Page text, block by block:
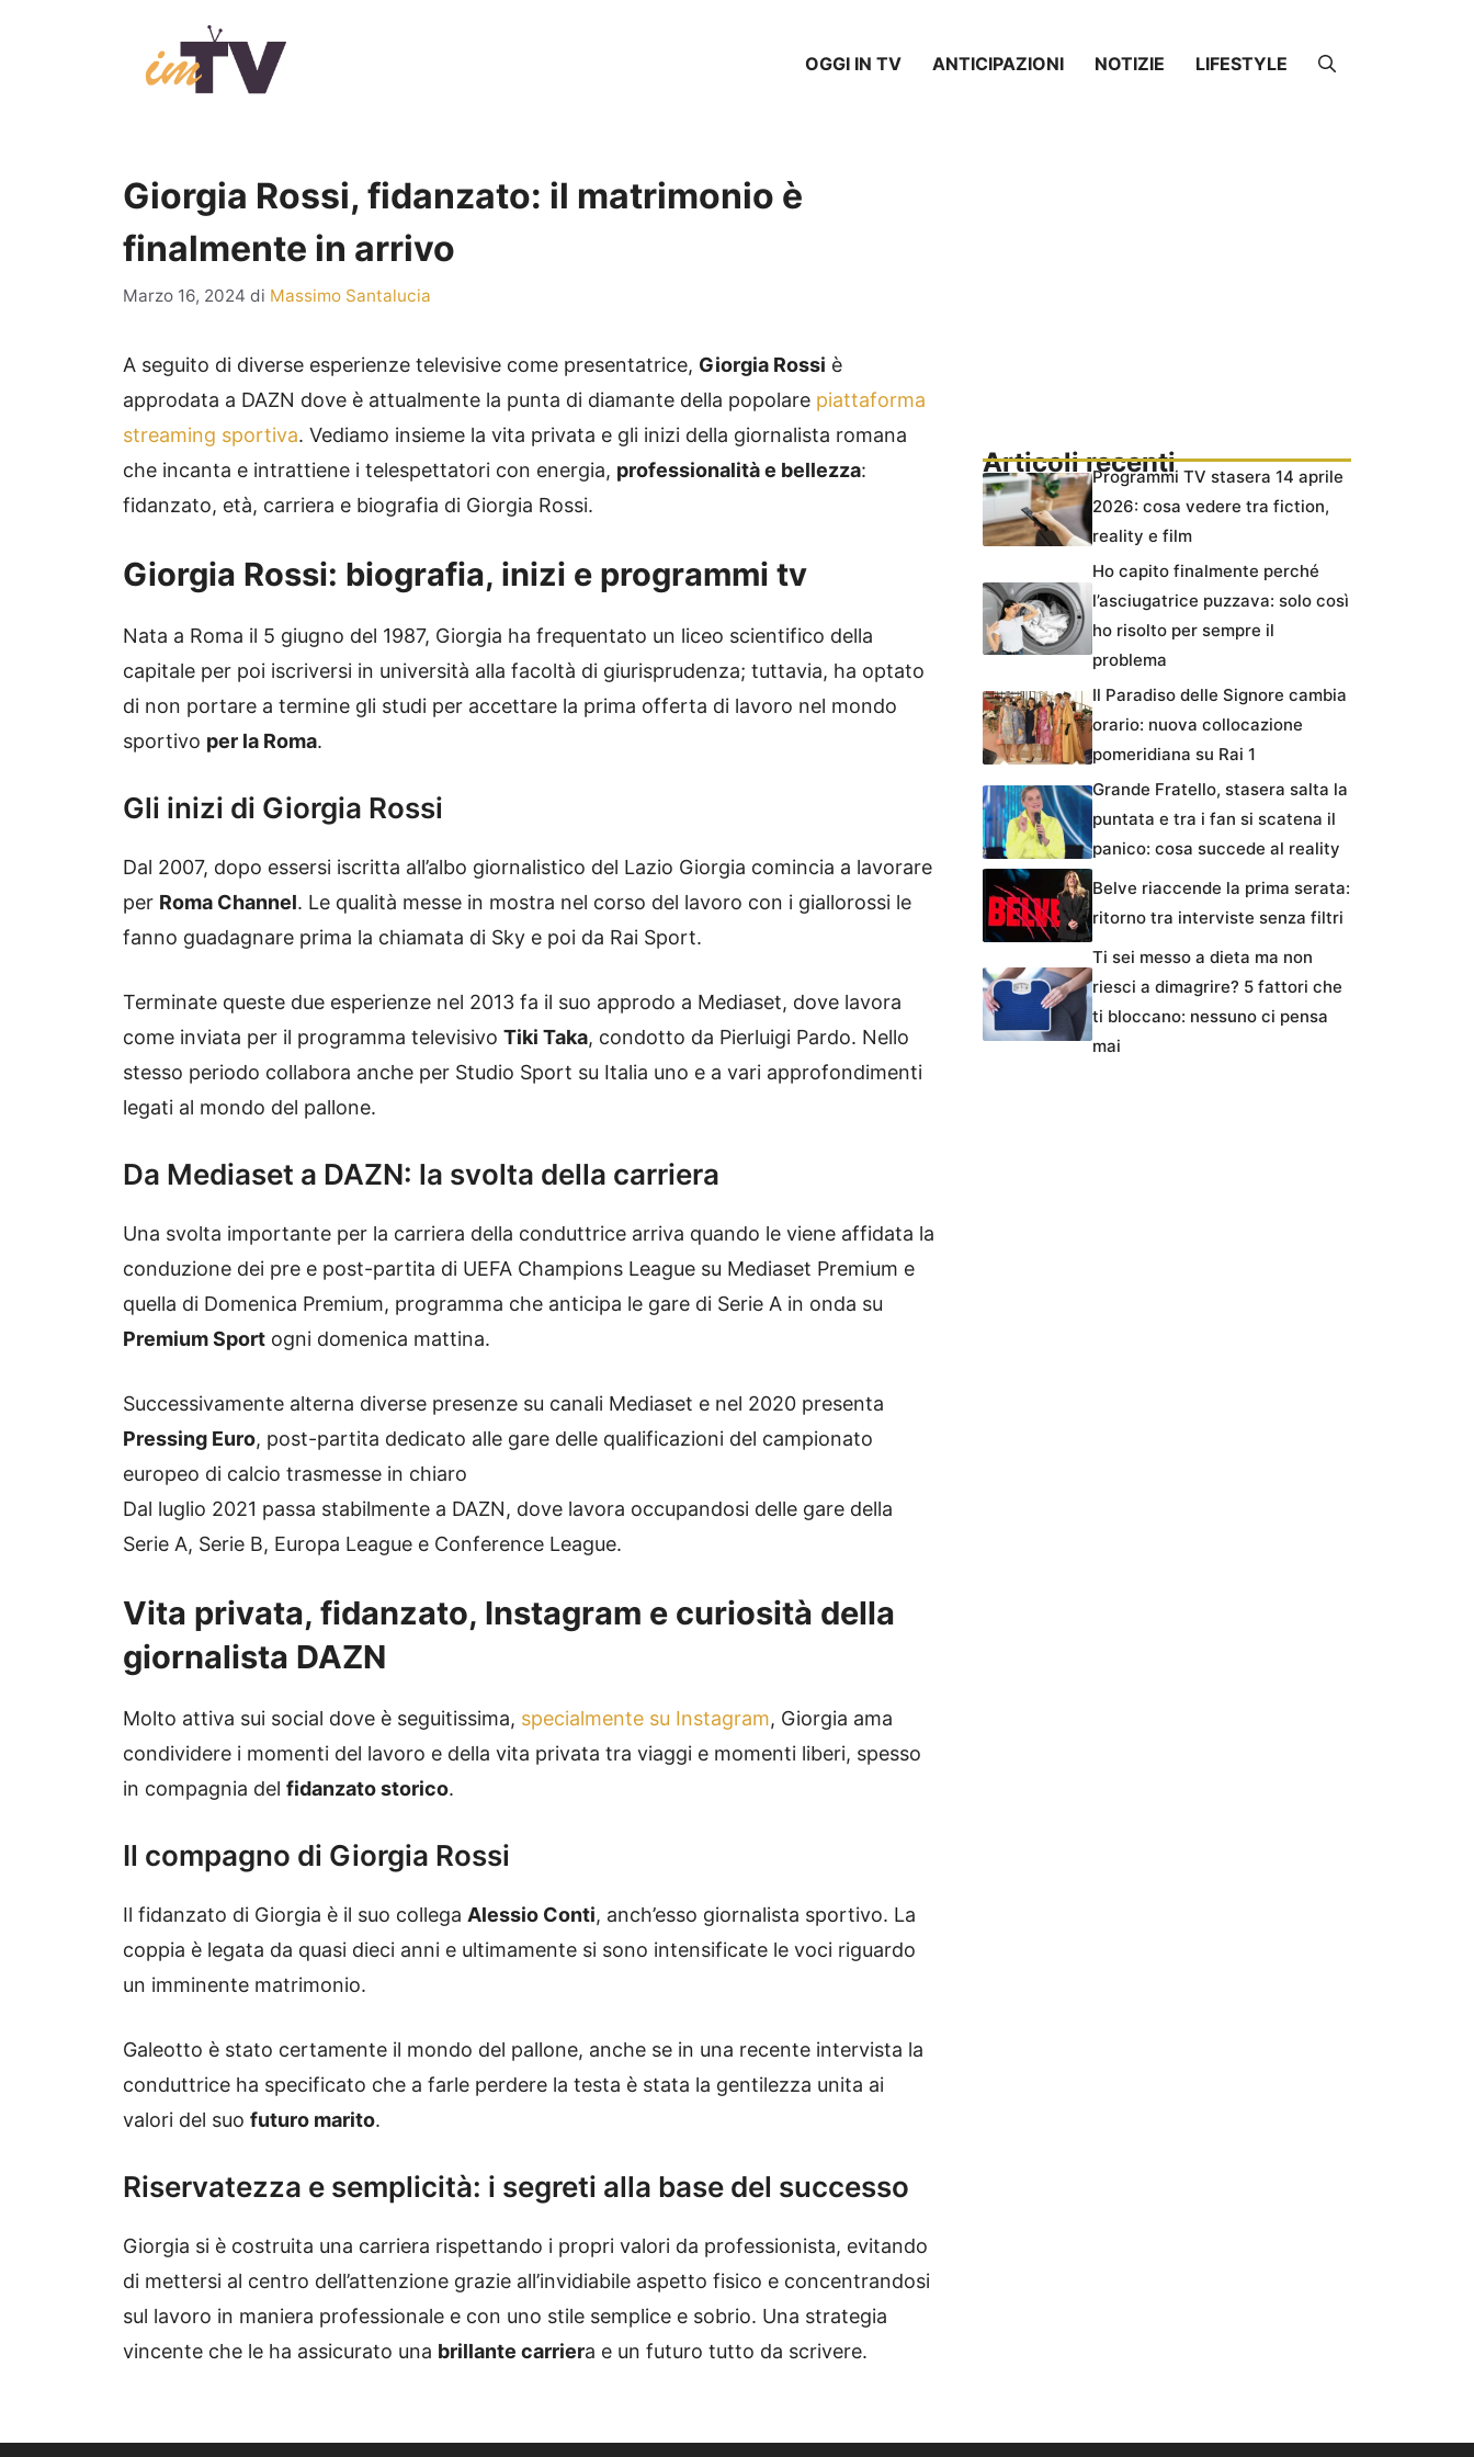
OGGI IN TV ANTICIPAZIONI NOTIZIE LIFESTYLE
Giorgia Rossi, fidanzato: il matrimonio è
finalmente in arrivo
Marzo 16, 2024 di Massimo Santalucia
A seguito di diverse esperienze televisive come presentatrice, Giorgia Rossi è
approdata a DAZN dove è attualmente la punta di diamante della popolare piattaforma
streaming sportiva. Vediamo insieme la vita privata e gli inizi della giornalista romana
che incanta e intrattiene i telespettatori con energia, professionalità e bellezza:
fidanzato, età, carriera e biografia di Giorgia Rossi.
Giorgia Rossi: biografia, inizi e programmi tv
Nata a Roma il 5 giugno del 1987, Giorgia ha frequentato un liceo scientifico della
capitale per poi iscriversi in università alla facoltà di giurisprudenza; tuttavia, ha optato
di non portare a termine gli studi per accettare la prima offerta di lavoro nel mondo
sportivo per la Roma.
Gli inizi di Giorgia Rossi
Dal 2007, dopo essersi iscritta all’albo giornalistico del Lazio Giorgia comincia a lavorare
per Roma Channel. Le qualità messe in mostra nel corso del lavoro con i giallorossi le
fanno guadagnare prima la chiamata di Sky e poi da Rai Sport.
Terminate queste due esperienze nel 2013 fa il suo approdo a Mediaset, dove lavora
come inviata per il programma televisivo Tiki Taka, condotto da Pierluigi Pardo. Nello
stesso periodo collabora anche per Studio Sport su Italia uno e a vari approfondimenti
legati al mondo del pallone.
Da Mediaset a DAZN: la svolta della carriera
Una svolta importante per la carriera della conduttrice arriva quando le viene affidata la
conduzione dei pre e post-partita di UEFA Champions League su Mediaset Premium e
quella di Domenica Premium, programma che anticipa le gare di Serie A in onda su
Premium Sport ogni domenica mattina.
Successivamente alterna diverse presenze su canali Mediaset e nel 2020 presenta
Pressing Euro, post-partita dedicato alle gare delle qualificazioni del campionato
europeo di calcio trasmesse in chiaro
Dal luglio 2021 passa stabilmente a DAZN, dove lavora occupandosi delle gare della
Serie A, Serie B, Europa League e Conference League.
Vita privata, fidanzato, Instagram e curiosità della
giornalista DAZN
Molto attiva sui social dove è seguitissima, specialmente su Instagram, Giorgia ama
condividere i momenti del lavoro e della vita privata tra viaggi e momenti liberi, spesso
in compagnia del fidanzato storico.
Il compagno di Giorgia Rossi
Il fidanzato di Giorgia è il suo collega Alessio Conti, anch’esso giornalista sportivo. La
coppia è legata da quasi dieci anni e ultimamente si sono intensificate le voci riguardo
un imminente matrimonio.
Galeotto è stato certamente il mondo del pallone, anche se in una recente intervista la
conduttrice ha specificato che a farle perdere la testa è stata la gentilezza unita ai
valori del suo futuro marito.
Riservatezza e semplicità: i segreti alla base del successo
Giorgia si è costruita una carriera rispettando i propri valori da professionista, evitando
di mettersi al centro dell’attenzione grazie all’invidiabile aspetto fisico e concentrandosi
sul lavoro in maniera professionale e con uno stile semplice e sobrio. Una strategia
vincente che le ha assicurato una brillante carriera e un futuro tutto da scrivere.
Articoli recentiProgrammi TV stasera 14 aprile
2026: cosa vedere tra fiction,
reality e film
Ho capito finalmente perché
l’asciugatrice puzzava: solo così
ho risolto per sempre il
problema
Il Paradiso delle Signore cambia
orario: nuova collocazione
pomeridiana su Rai 1
Grande Fratello, stasera salta la
puntata e tra i fan si scatena il
panico: cosa succede al reality
Belve riaccende la prima serata:
ritorno tra interviste senza filtri
Ti sei messo a dieta ma non
riesci a dimagrire? 5 fattori che
ti bloccano: nessuno ci pensa
mai